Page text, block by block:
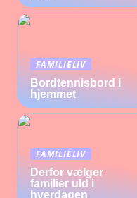
FAMILIELIV
Bordtennisbord i
hjemmet
FAMILIELIV
Derfor vælger
familier uld i
hverdagen